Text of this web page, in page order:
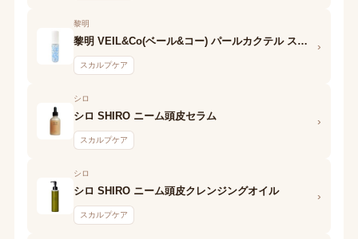
黎明
黎明 VEIL&Co(ベール&コー) パールカクテル スカルプ
スカルプケア
›
シロ
シロ SHIRO ニーム頭皮セラム
スカルプケア
›
シロ
シロ SHIRO ニーム頭皮クレンジングオイル
スカルプケア
›